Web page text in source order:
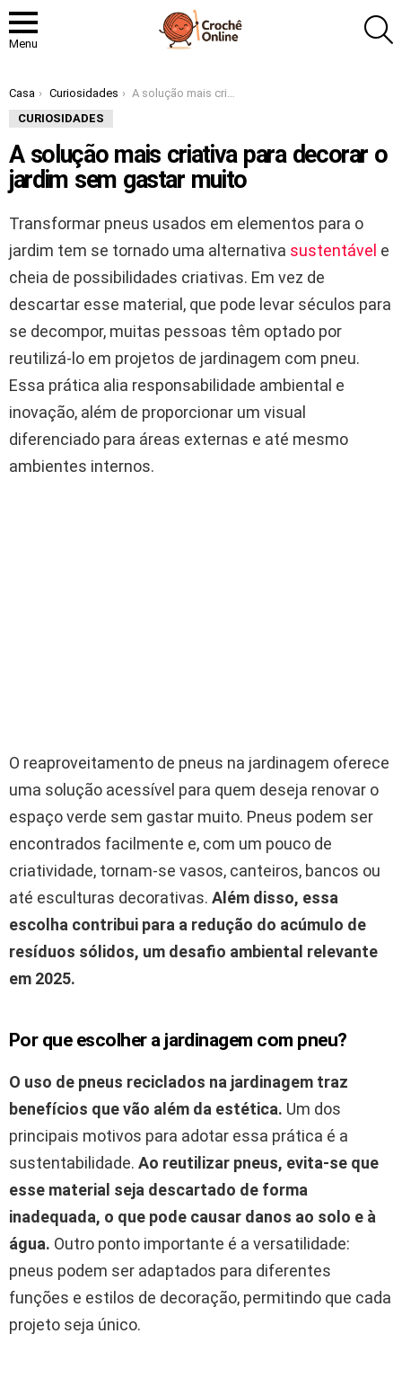
Menu
Você está aqui:
Casa Curiosidades
A solução mais criativa para decorar o jardim sem gastar muito
CURIOSIDADES
A solução mais criativa para decorar o
jardim sem gastar muito
Transformar pneus usados em elementos para o
jardim tem se tornado uma alternativa sustentável e
cheia de possibilidades criativas. Em vez de
descartar esse material, que pode levar séculos para
se decompor, muitas pessoas têm optado por
reutilizá-lo em projetos de jardinagem com pneu.
Essa prática alia responsabilidade ambiental e
inovação, além de proporcionar um visual
diferenciado para áreas externas e até mesmo
ambientes internos.
O reaproveitamento de pneus na jardinagem oferece
uma solução acessível para quem deseja renovar o
espaço verde sem gastar muito. Pneus podem ser
encontrados facilmente e, com um pouco de
criatividade, tornam-se vasos, canteiros, bancos ou
até esculturas decorativas. Além disso, essa
escolha contribui para a redução do acúmulo de
resíduos sólidos, um desafio ambiental relevante
em 2025.
Por que escolher a jardinagem com pneu?
O uso de pneus reciclados na jardinagem traz
benefícios que vão além da estética. Um dos
principais motivos para adotar essa prática é a
sustentabilidade. Ao reutilizar pneus, evita-se que
esse material seja descartado de forma
inadequada, o que pode causar danos ao solo e à
água. Outro ponto importante é a versatilidade:
pneus podem ser adaptados para diferentes
funções e estilos de decoração, permitindo que cada
projeto seja único.